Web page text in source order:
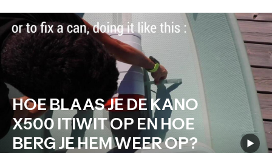
HOE BLAAS JE DE KANO
X500 ITIWIT OP EN HOE
BERG JE HEM WEER OP?